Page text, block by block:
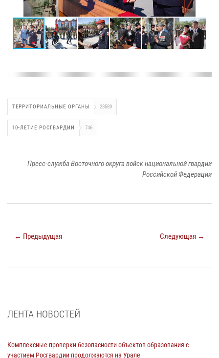
ТЕРРИТОРИАЛЬНЫЕ ОРГАНЫ 28589
10-ЛЕТИЕ РОСГВАРДИИ 746
Пресс-служба Восточного округа войск национальной гвардии
Российской Федерации
← Предыдущая Следующая →
ЛЕНТА НОВОСТЕЙ
Комплексные проверки безопасности объектов образования с
участием Росгвардии продолжаются на Урале